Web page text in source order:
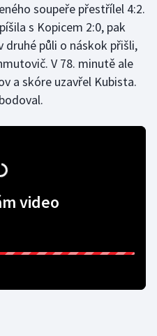
soupeře přestřílel 4:2.
s Kopicem 2:0, pak
druhé půli o náskok přišli,
V 78. minutě ale
a skóre uzavřel Kubista.
video